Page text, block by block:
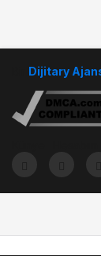
Aybüke
Dijitary